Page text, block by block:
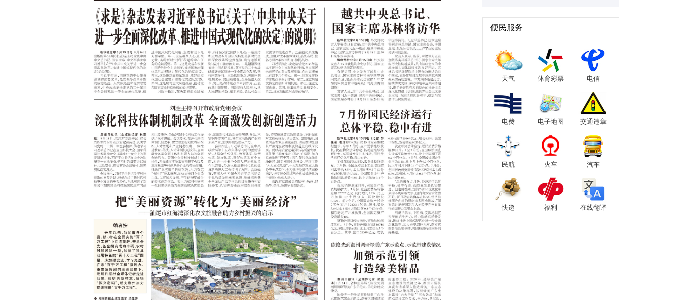
便民服务
天气 体育彩票 电信
电费 电子地图 交通违章
民航 火车 汽车
快递 福利 在线翻译